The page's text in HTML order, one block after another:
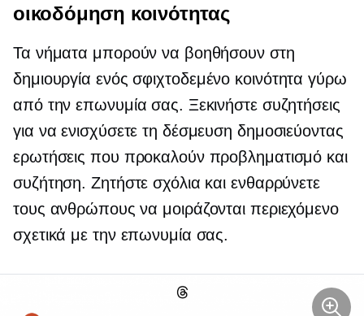
οικοδόμηση κοινότητας
Τα νήματα μπορούν να βοηθήσουν στη
δημιουργία ενόςσφιχτοδεμένο κοινότητα γύρω
από την επωνυμία σας. Ξεκινήστε συζητήσεις
για να ενισχύσετε τη δέσμευση δημοσιεύοντας
ερωτήσεις που προκαλούν προβληματισμό και
συζήτηση. Ζητήστε σχόλια και ενθαρρύνετε
τους ανθρώπους να μοιράζονται περιεχόμενο
σχετικά με την επωνυμία σας.